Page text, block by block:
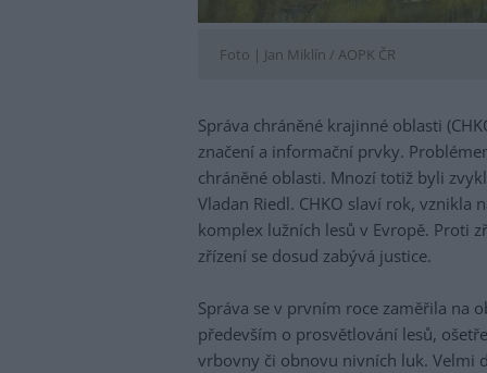
Foto | Jan Miklín / AOPK ČR
Správa chráněné krajinné oblasti
značení a informační prvky.
chráněné oblasti. Mnozí totiž byli
Vladan Riedl. CHKO slaví rok, vznikla
komplex lužních lesů v Evropě. Proti
zřízení se dosud zabývá justice.
Správa se v prvním roce zaměřila na
především o prosvětlování lesů,
vrbovny či obnovu nivních luk. Velmi